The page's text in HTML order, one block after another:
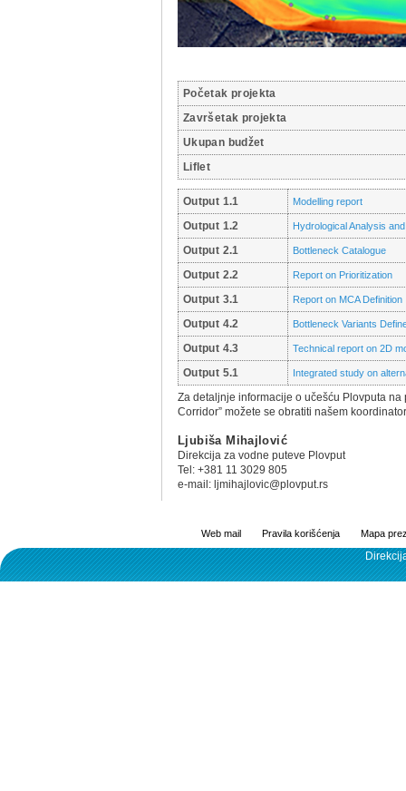
Početak projekta
Završetak projekta
Ukupan budžet
Liflet
Output 1.1 Modelling report
Output 1.2 Hydrological Analysis
Output 2.1 Bottleneck Catalogue
Output 2.2 Report on Prioritization
Output 3.1 Report on MCA Definition
Output 4.2 Bottleneck Variants
Output 4.3 Technical report on 2D
Output 5.1 Integrated study on
Za detaljnje informacije o učešću Plovputa
Corridor” možete se obratiti našem
Ljubiša Mihajlović
Direkcija za vodne puteve Plovput
Tel: +381 11 3029 805
e-mail: ljmihajlovic@plovput.rs
Web mail Pravila korišćenja Mapa